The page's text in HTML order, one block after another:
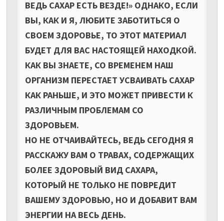
ВЕДЬ САХАР ЕСТЬ ВЕЗДЕ!» ОДНАКО, ЕСЛИ
ВЫ, КАК И Я, ЛЮБИТЕ ЗАБОТИТЬСЯ О
СВОЕМ ЗДОРОВЬЕ, ТО ЭТОТ МАТЕРИАЛ
БУДЕТ ДЛЯ ВАС НАСТОЯЩЕЙ НАХОДКОЙ.
КАК ВЫ ЗНАЕТЕ, СО ВРЕМЕНЕМ НАШ
ОРГАНИЗМ ПЕРЕСТАЕТ УСВАИВАТЬ САХАР
КАК РАНЬШЕ, И ЭТО МОЖЕТ ПРИВЕСТИ К
РАЗЛИЧНЫМ ПРОБЛЕМАМ СО
ЗДОРОВЬЕМ.
НО НЕ ОТЧАИВАЙТЕСЬ, ВЕДЬ СЕГОДНЯ Я
РАССКАЖУ ВАМ О ТРАВАХ, СОДЕРЖАЩИХ
БОЛЕЕ ЗДОРОВЫЙ ВИД САХАРА,
КОТОРЫЙ НЕ ТОЛЬКО НЕ ПОВРЕДИТ
ВАШЕМУ ЗДОРОВЬЮ, НО И ДОБАВИТ ВАМ
ЭНЕРГИИ НА ВЕСЬ ДЕНЬ.